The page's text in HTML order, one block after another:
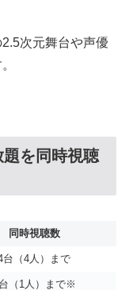
次元舞台や声優
を同時視聴
同時視聴数
台（4人）まで
（1人）まで※